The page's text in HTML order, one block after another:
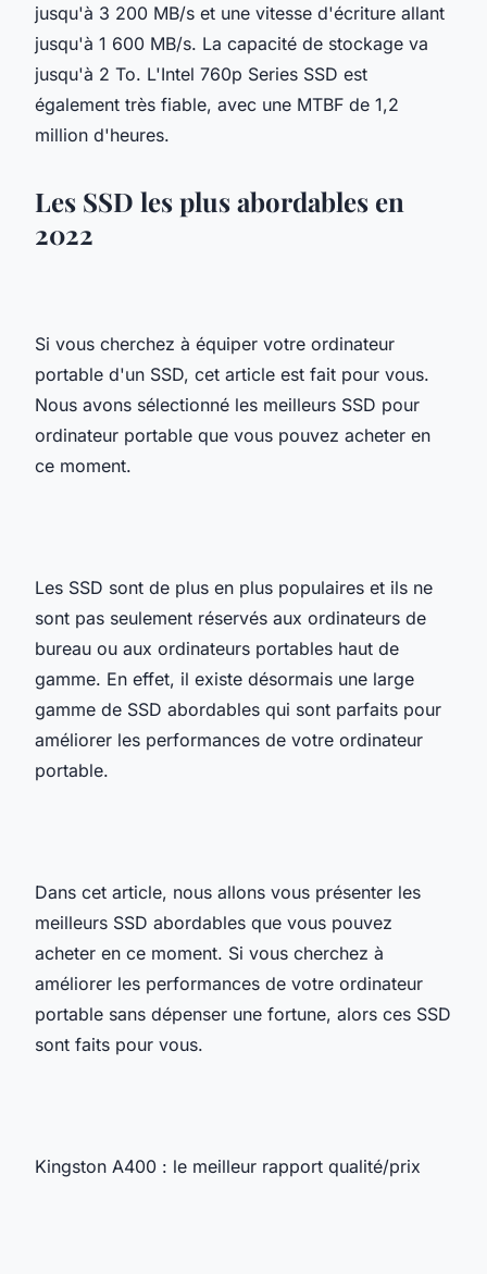
jusqu'à 3 200 MB/s et une vitesse d'écriture allant
jusqu'à 1 600 MB/s. La capacité de stockage va
jusqu'à 2 To. L'Intel 760p Series SSD est
également très fiable, avec une MTBF de 1,2
million d'heures.
Les SSD les plus abordables en
2022
Si vous cherchez à équiper votre ordinateur
portable d'un SSD, cet article est fait pour vous.
Nous avons sélectionné les meilleurs SSD pour
ordinateur portable que vous pouvez acheter en
ce moment.
Les SSD sont de plus en plus populaires et ils ne
sont pas seulement réservés aux ordinateurs de
bureau ou aux ordinateurs portables haut de
gamme. En effet, il existe désormais une large
gamme de SSD abordables qui sont parfaits pour
améliorer les performances de votre ordinateur
portable.
Dans cet article, nous allons vous présenter les
meilleurs SSD abordables que vous pouvez
acheter en ce moment. Si vous cherchez à
améliorer les performances de votre ordinateur
portable sans dépenser une fortune, alors ces SSD
sont faits pour vous.
Kingston A400 : le meilleur rapport qualité/prix